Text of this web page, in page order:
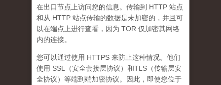
在出口节点上访问您的信息。传输到 HTTP 站点
和从 HTTP 站点传输的数据是未加密的，并且可
以在端点上进行查看，因为 TOR 仅加密其网络
内的连接。
您可以通过使用 HTTPS 来防止这种情况。他们
使用 SSL（安全套接层协议）和TLS（传输层安
全协议）等端到端加密协议。因此，即使您位于